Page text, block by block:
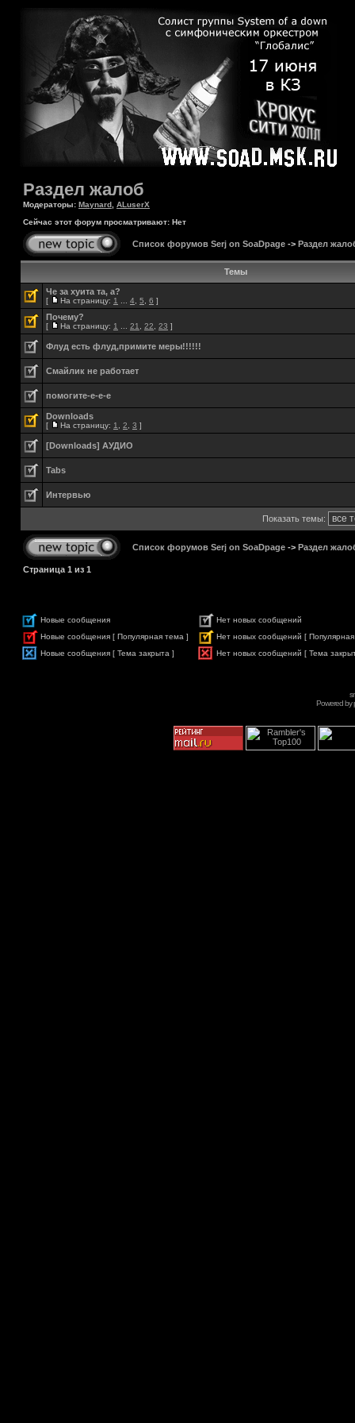
Раздел жалоб
Модераторы: Maynard ALuserX
Сейчас этот форум просматривают: Нет
Список форумов Serj on SoaDpage -> Раздел
Темы
Че за хуита та, а?
[ На страницу: 1 4 5 6 ]
Почему?
[ На страницу: 1 21 22 23 ]
Флуд есть флуд,примите меры!!!!!!
Смайлик не работает
помогите-е-е-е
Downloads
[ На страницу: 1 2 3 ]
[Downloads] АУДИО
Tabs
Интервью
Показать темы:
Список форумов Serj on SoaDpage -> Раздел
Страница 1 из 1
Новые сообщения
Нет новых сообщений
Новые сообщения [ Популярная тема ]
Нет новых сообщений [
Новые сообщения [ Тема закрыта ]
Нет новых сообщений [ Тема
Powered by